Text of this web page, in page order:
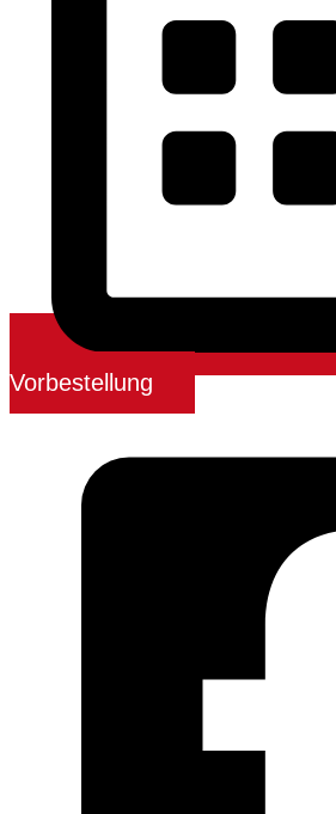
Vorbestellung